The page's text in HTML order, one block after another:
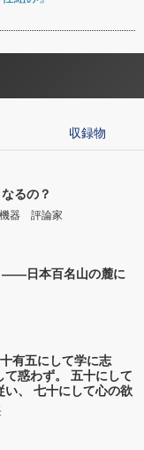
収録物
るの？
機器 評論家
日本百名山の麓に
有五にして学に志
て惑わず。 五十にして
い、 七十にして心の欲